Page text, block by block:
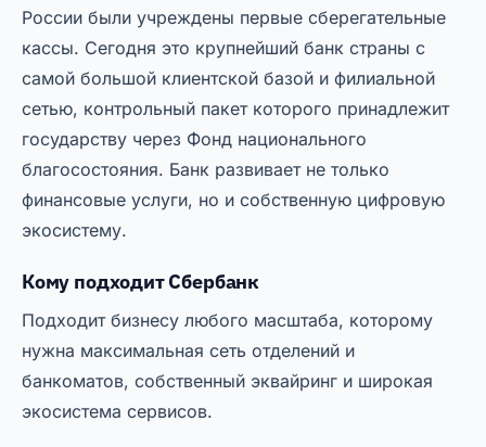
России были учреждены первые сберегательные
кассы. Сегодня это крупнейший банк страны с
самой большой клиентской базой и филиальной
сетью, контрольный пакет которого принадлежит
государству через Фонд национального
благосостояния. Банк развивает не только
финансовые услуги, но и собственную цифровую
экосистему.
Кому подходит Сбербанк
Подходит бизнесу любого масштаба, которому
нужна максимальная сеть отделений и
банкоматов, собственный эквайринг и широкая
экосистема сервисов.